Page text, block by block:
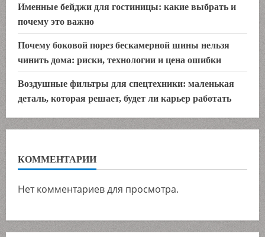
Именные бейджи для гостиницы: какие выбрать и
почему это важно
Почему боковой порез бескамерной шины нельзя
чинить дома: риски, технологии и цена ошибки
Воздушные фильтры для спецтехники: маленькая
деталь, которая решает, будет ли карьер работать
КОММЕНТАРИИ
Нет комментариев для просмотра.